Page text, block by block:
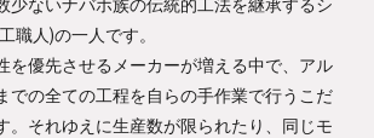
少ないナバホ族の伝統的工法を継承するシ
職人)の一人です。
を優先させるメーカーが増える中で、アル
での全ての工程を自らの手作業で行うこだ
。それゆえに生産数が限られたり、同じモ